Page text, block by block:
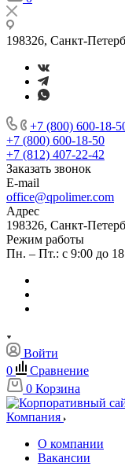
198326, Санкт-
+7 (800) 600-18-
+7 (800) 600-18-50
+7 (812) 407-22-42
Заказать звонок
E-mail
office@qpolimer.com
Адрес
198326, Санкт-
Режим работы
Пн. – Пт.: с 9:00 до
Войти
0
Сравнение
0 Корзина
Компания
О компании
Вакансии